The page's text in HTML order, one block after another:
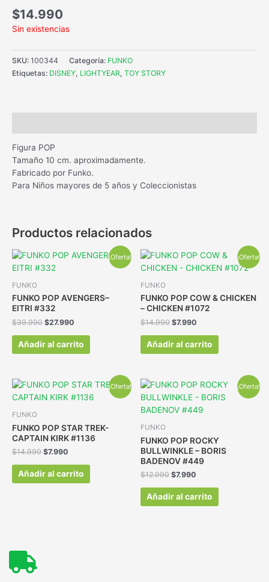
$14.990
Sin existencias
SKU: 100344 Categoría: FUNKO
Etiquetas: DISNEY, LIGHTYEAR, TOY STORY
Figura POP
Tamaño 10 cm. aproximadamente.
Fabricado por Funko.
Para Niños mayores de 5 años y Coleccionistas
Productos relacionados
¡Oferta!
FUNKO
FUNKO POP AVENGERS–
EITRI #332
$39.990 $27.990
Añadir al carrito
¡Oferta!
FUNKO
FUNKO POP COW & CHICKEN
– CHICKEN #1072
$14.990 $7.990
Añadir al carrito
¡Oferta!
FUNKO
FUNKO POP STAR TREK-
CAPTAIN KIRK #1136
$14.990 $7.990
Añadir al carrito
¡Oferta!
FUNKO
FUNKO POP ROCKY
BULLWINKLE – BORIS
BADENOV #449
$12.990 $7.990
Añadir al carrito